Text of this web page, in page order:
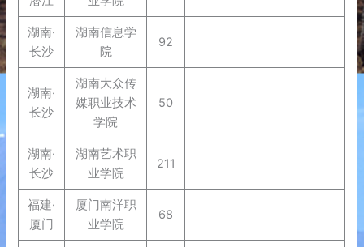
湖南·
长沙
湖南信息学
院
92
湖南·
长沙
湖南大众传
媒职业技术
学院
50
湖南·
长沙
湖南艺术职
业学院
211
福建·
厦门
厦门南洋职
业学院
68